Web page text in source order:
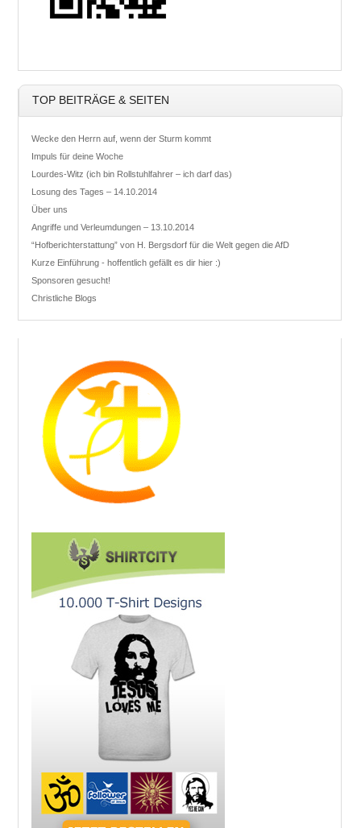
TOP BEITRÄGE & SEITEN
Wecke den Herrn auf, wenn der Sturm kommt
Impuls für deine Woche
Lourdes-Witz (ich bin Rollstuhlfahrer – ich darf das)
Losung des Tages – 14.10.2014
Über uns
Angriffe und Verleumdungen – 13.10.2014
“Hofberichterstattung” von H. Bergsdorf für die Welt gegen die AfD
Kurze Einführung - hoffentlich gefällt es dir hier :)
Sponsoren gesucht!
Christliche Blogs